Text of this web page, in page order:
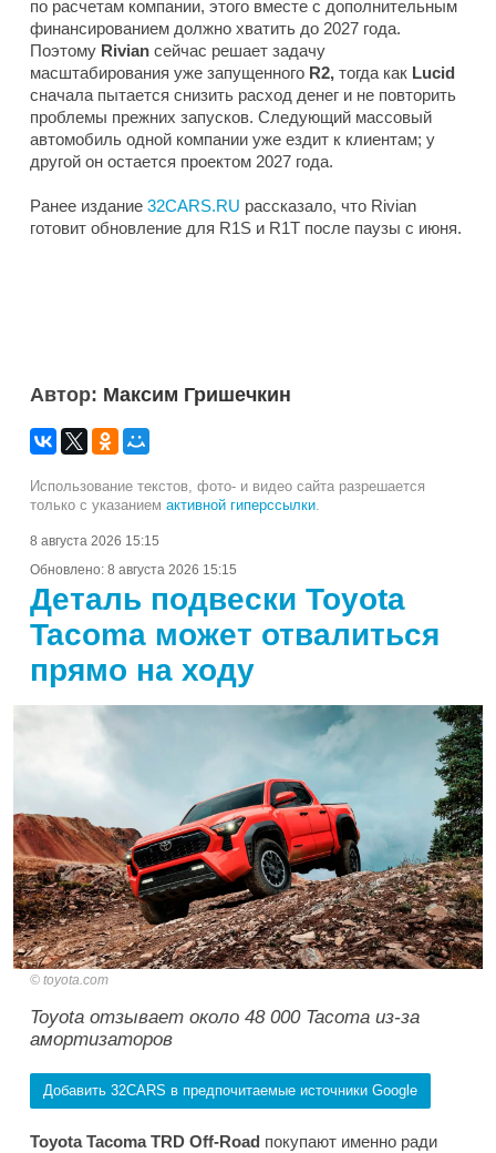
по расчетам компании, этого вместе с дополнительным
финансированием должно хватить до 2027 года.
Поэтому Rivian сейчас решает задачу
масштабирования уже запущенного R2, тогда как Lucid
сначала пытается снизить расход денег и не повторить
проблемы прежних запусков. Следующий массовый
автомобиль одной компании уже ездит к клиентам; у
другой он остается проектом 2027 года.
Ранее издание 32CARS.RU рассказало, что Rivian
готовит обновление для R1S и R1T после паузы с июня.
Автор: Максим Гришечкин
Использование текстов, фото- и видео сайта разрешается
только с указанием активной гиперссылки.
8 августа 2026 15:15
Обновлено: 8 августа 2026 15:15
Деталь подвески Toyota
Tacoma может отвалиться
прямо на ходу
toyota.com
Toyota отзывает около 48 000 Tacoma из-за
амортизаторов
Добавить 32CARS в предпочитаемые источники Google
Toyota Tacoma TRD Off-Road покупают именно ради